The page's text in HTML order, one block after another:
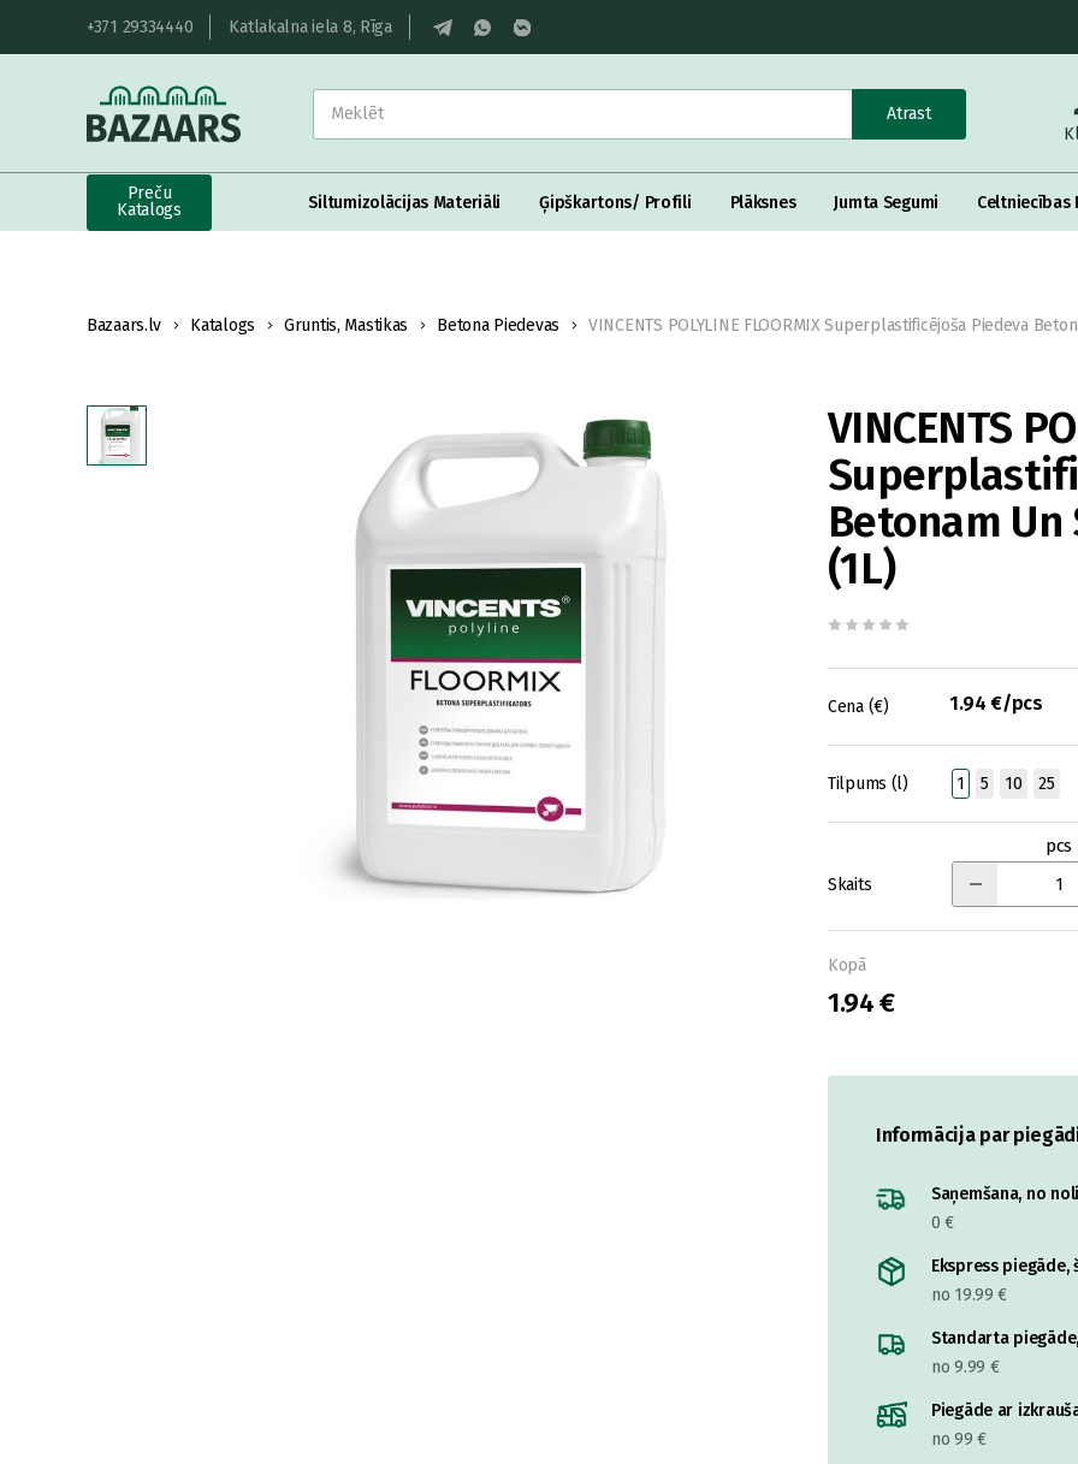
+371 29334440 Katlakalna iela 8, Rīga
Atrast
Preču
Katalogs
Siltumizolācijas Materiāli Ģipškartons/ Profili Plāksnes Jumta Segumi Celtniecības
Bazaars.lv Katalogs Gruntis, Mastikas Betona Piedevas VINCENTS POLYLINE FLOORMIX Superplastificējoša Piedeva
VINCENTS
Betonam
(1L)
Cena (€) 1.94 €/pcs
Tilpums (l) 1 5 10 25
Skaits
pcs
Kopā
1.94 €
Informācija par
Saņemšana, no
0 €
Ekspress
no 19.99 €
Standarta
no 9.99 €
Piegāde ar
no 99 €